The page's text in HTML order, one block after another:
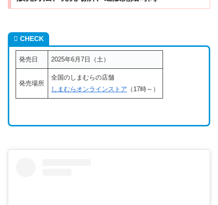
CHECK
発売日 2025年6月7日（土）
発売場所
全国のしまむらの店舗
しまむらオンラインストア （17時～）